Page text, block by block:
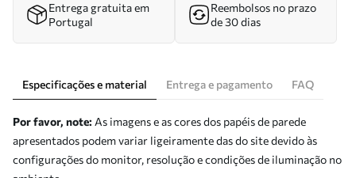
Entrega gratuita em
Portugal
Reembolsos no prazo
de 30 dias
Especificações e material Entrega e pagamento FAQ
Por favor, note: As imagens e as cores dos papéis de parede
apresentados podem variar ligeiramente das do site devido às
configurações do monitor, resolução e condições de iluminação no